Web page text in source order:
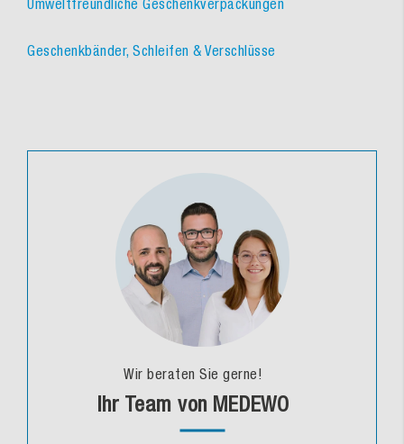
Umweltfreundliche Geschenkverpackungen
Geschenkbänder, Schleifen & Verschlüsse
Wir beraten Sie gerne!
Ihr Team von MEDEWO